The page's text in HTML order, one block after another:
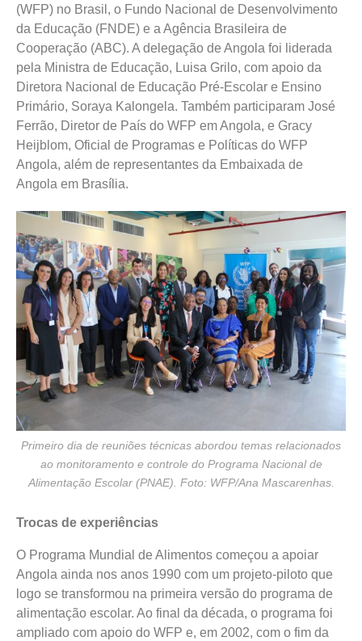
(WFP) no Brasil, o Fundo Nacional de Desenvolvimento
da Educação (FNDE) e a Agência Brasileira de
Cooperação (ABC). A delegação de Angola foi liderada
pela Ministra de Educação, Luisa Grilo, com apoio da
Diretora Nacional de Educação Pré-Escolar e Ensino
Primário, Soraya Kalongela. Também participaram José
Ferrão, Diretor de País do WFP em Angola, e Gracy
Heijblom, Oficial de Programas e Políticas do WFP
Angola, além de representantes da Embaixada de
Angola em Brasília.
Primeiro dia de reuniões técnicas abordou temas relacionados
ao monitoramento e controle do Programa Nacional de
Alimentação Escolar (PNAE). Foto: WFP/Ana Mascarenhas.
Trocas de experiências
O Programa Mundial de Alimentos começou a apoiar
Angola ainda nos anos 1990 com um projeto-piloto que
logo se transformou na primeira versão do programa de
alimentação escolar. Ao final da década, o programa foi
ampliado com apoio do WFP e, em 2002, com o fim da